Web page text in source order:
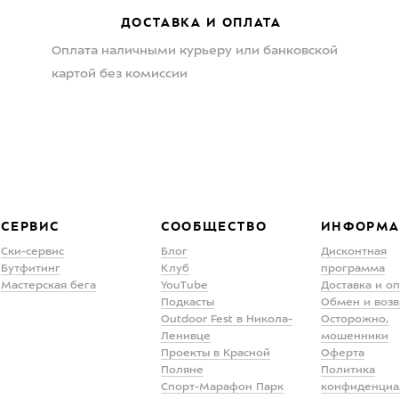
ДОСТАВКА И ОПЛАТА
Оплата наличными курьеру или банковской
картой без комиссии
СЕРВИС
Ски-сервис
Бутфитинг
Мастерская бега
СООБЩЕСТВО
Блог
Клуб
YouTube
Подкасты
Outdoor Fest в Никола-
Ленивце
Проекты в Красной
Поляне
Спорт-Марафон Парк
Дисконтная
программа
Доставка и
Обмен и
Осторожно,
мошенники
Оферта
Политика